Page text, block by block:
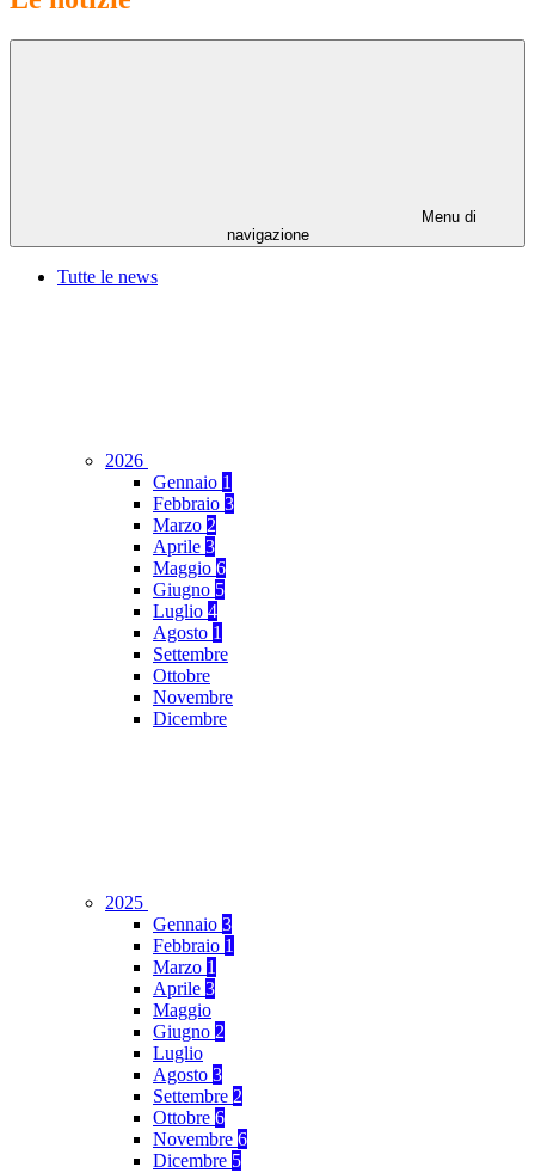
Menu di
navigazione
Tutte le news
2026
Gennaio 1
Febbraio 3
Marzo 2
Aprile 3
Maggio 6
Giugno 5
Luglio 4
Agosto 1
Settembre
Ottobre
Novembre
Dicembre
2025
Gennaio 3
Febbraio 1
Marzo 1
Aprile 3
Maggio
Giugno 2
Luglio
Agosto 3
Settembre 2
Ottobre 6
Novembre 6
Dicembre 5